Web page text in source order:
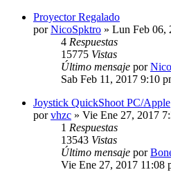
Proyector Regalado
porNicoSpktro » Lun Feb 06,
4 Respuestas
15775 Vistas
Último mensaje por
Sab Feb 11, 2017 9:10
Joystick QuickShoot PC/Apple
porvhzc » Vie Ene 27, 2017
1 Respuestas
13543 Vistas
Último mensaje por
Vie Ene 27, 2017 11:08